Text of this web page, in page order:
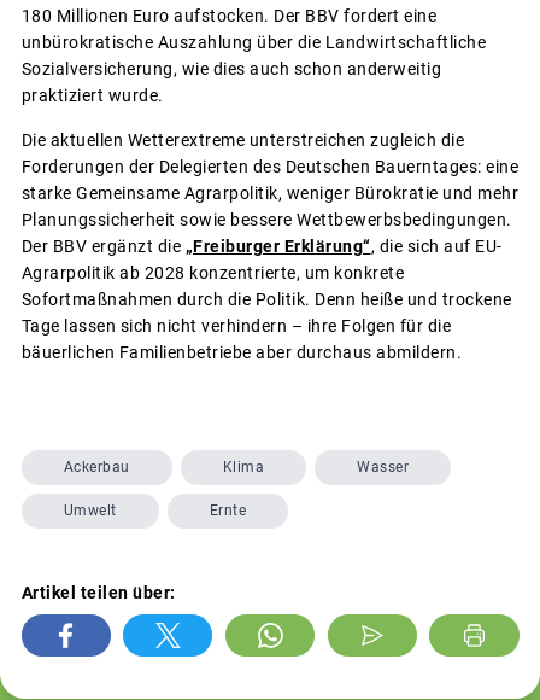
180 Millionen Euro aufstocken. Der BBV fordert eine
unbürokratische Auszahlung über die Landwirtschaftliche
Sozialversicherung, wie dies auch schon anderweitig
praktiziert wurde.
Die aktuellen Wetterextreme unterstreichen zugleich die
Forderungen der Delegierten des Deutschen Bauerntages: eine
starke Gemeinsame Agrarpolitik, weniger Bürokratie und mehr
Planungssicherheit sowie bessere Wettbewerbsbedingungen.
Der BBV ergänzt die „Freiburger Erklärung“, die sich auf EU-
Agrarpolitik ab 2028 konzentrierte, um konkrete
Sofortmaßnahmen durch die Politik. Denn heiße und trockene
Tage lassen sich nicht verhindern – ihre Folgen für die
bäuerlichen Familienbetriebe aber durchaus abmildern.
Ackerbau Klima Wasser
Umwelt Ernte
Artikel teilen über: